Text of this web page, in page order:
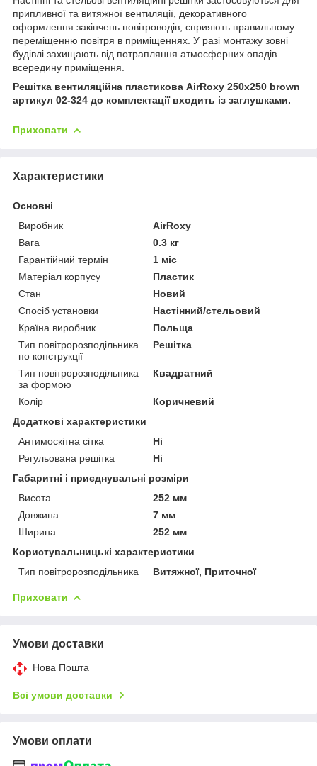
припливної та витяжної вентиляції, декоративного
оформлення закінчень повітроводів, сприяють правильному
переміщенню повітря в приміщеннях. У разі монтажу зовні
будівлі захищають від потрапляння атмосферних опадів
всередину приміщення.
Решітка вентиляційна пластикова AirRoxy 250x250 brown
артикул 02-324 до комплектації входить із заглушками.
Приховати
Характеристики
Основні
Виробник
AirRoxy
Вага
0.3 кг
Гарантійний термін
1 міс
Матеріал корпусу
Пластик
Стан
Новий
Спосіб установки
Настінний/стельовий
Країна виробник
Польща
Тип повітророзподільника
по конструкції
Решітка
Тип повітророзподільника
за формою
Квадратний
Колір
Коричневий
Додаткові характеристики
Антимоскітна сітка
Ні
Регульована решітка
Ні
Габаритні і приєднувальні розміри
Висота
252 мм
Довжина
7 мм
Ширина
252 мм
Користувальницькі характеристики
Тип повітророзподільника
Витяжної, Приточної
Приховати
Умови доставки
Нова Пошта
Всі умови доставки
Умови оплати